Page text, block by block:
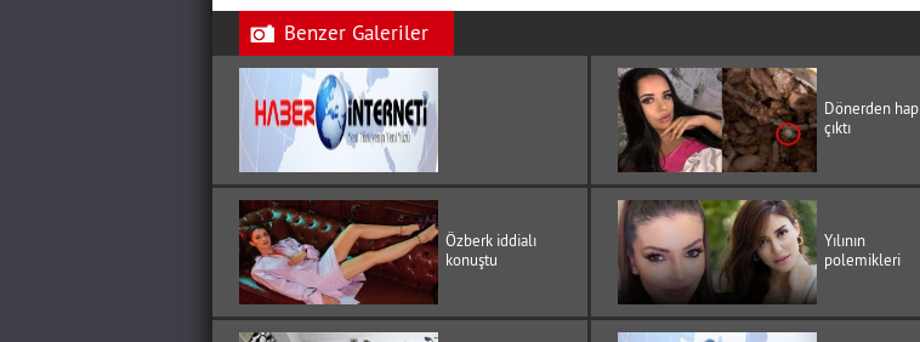
Benzer Galeriler
Dönerden hap
çıktı
Özberk iddialı
konuştu
Yılının
polemikleri